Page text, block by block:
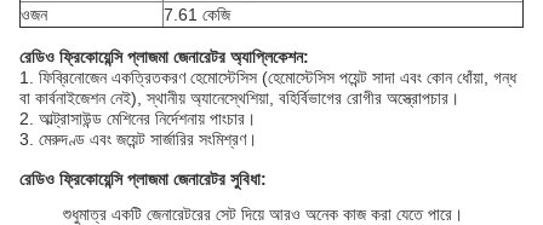
ওজন
7.61 কেজি
রেডিও ফ্রিকোয়েন্সি প্লাজমা জেনারেটর অ্যাপ্লিকেশন:
1. ফিব্রিনোজেন একত্রিতকরণ হেমোস্টেসিস (হেমোস্টেসিস পয়েন্ট সাদা এবং কোন ধোঁয়া, গন্ধ
বা কার্বনাইজেশন নেই), স্থানীয় অ্যানেস্থেশিয়া, বহির্বিভাগের রোগীর অস্ত্রোপচার।
2. আল্ট্রাসাউন্ড মেশিনের নির্দেশনায় পাংচার।
3. মেরুদণ্ড এবং জয়েন্ট সার্জারির সংমিশ্রণ।
রেডিও ফ্রিকোয়েন্সি প্লাজমা জেনারেটর সুবিধা:
শুধুমাত্র একটি জেনারেটরের সেট দিয়ে আরও অনেক কাজ করা যেতে পারে।